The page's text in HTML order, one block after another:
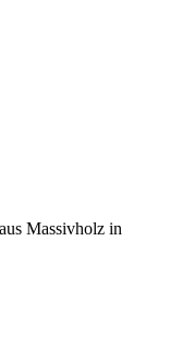
Massivholz in